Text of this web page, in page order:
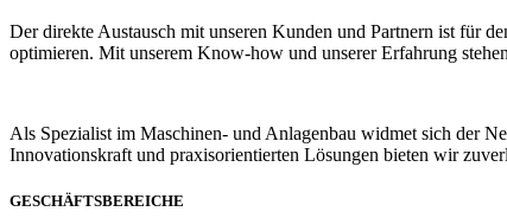
Der direkte Austausch mit unseren Kunden und Partnern ist für
optimieren. Mit unserem Know-how und unserer Erfahrung
Als Spezialist im Maschinen- und Anlagenbau widmet sich der
Innovationskraft und praxisorientierten Lösungen bieten wir
GESCHÄFTSBEREICHE